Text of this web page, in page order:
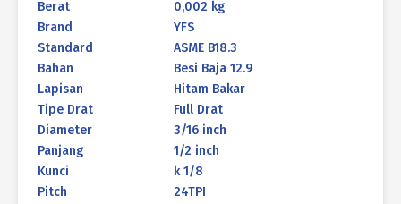
Berat
0,002 kg
Brand
YFS
Standard
ASME B18.3
Bahan
Besi Baja 12.9
Lapisan
Hitam Bakar
Tipe Drat
Full Drat
Diameter
3/16 inch
Panjang
1/2 inch
Kunci
k 1/8
Pitch
24TPI